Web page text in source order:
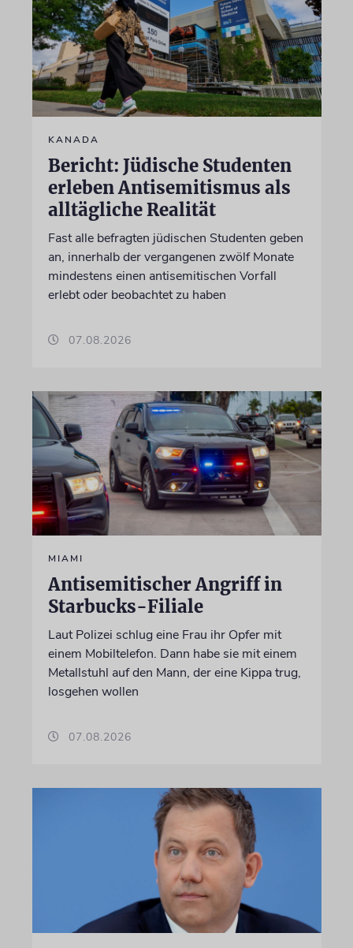
KANADA
Bericht: Jüdische Studenten
erleben Antisemitismus als
alltägliche Realität
Fast alle befragten jüdischen Studenten geben
an, innerhalb der vergangenen zwölf Monate
mindestens einen antisemitischen Vorfall
erlebt oder beobachtet zu haben
07.08.2026
MIAMI
Antisemitischer Angriff in
Starbucks-Filiale
Laut Polizei schlug eine Frau ihr Opfer mit
einem Mobiltelefon. Dann habe sie mit einem
Metallstuhl auf den Mann, der eine Kippa trug,
losgehen wollen
07.08.2026